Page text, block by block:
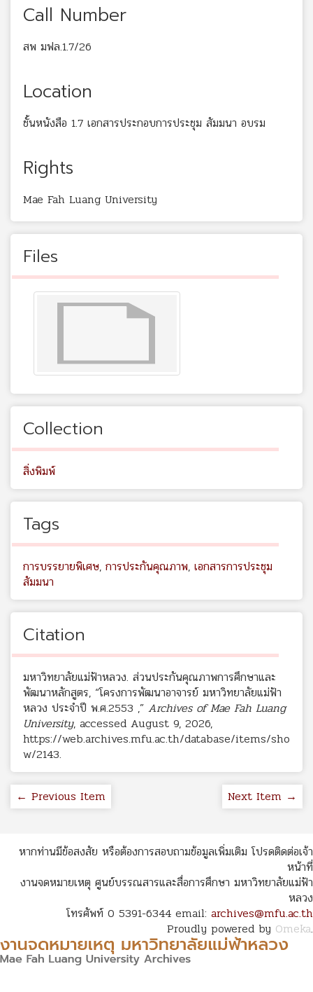
Call Number
สพ มฟล.1.7/26
Location
ชั้นหนังสือ 1.7 เอกสารประกอบการประชุม สัมมนา อบรม
Rights
Mae Fah Luang University
Files
Collection
สิ่งพิมพ์
Tags
การบรรยายพิเศษ, การประกันคุณภาพ, เอกสารการประชุม
สัมมนา
Citation
มหาวิทยาลัยแม่ฟ้าหลวง. ส่วนประกันคุณภาพการศึกษาและ
พัฒนาหลักสูตร, “โครงการพัฒนาอาจารย์ มหาวิทยาลัยแม่ฟ้า
หลวง ประจำปี พ.ศ.2553 ,” Archives of Mae Fah Luang
University, accessed August 9, 2026,
https://web.archives.mfu.ac.th/database/items/sho
w/2143.
← Previous Item Next Item →
หากท่านมีข้อสงสัย หรือต้องการสอบถามข้อมูลเพิ่มเติม โปรดติดต่อเจ้า
หน้าที่
งานจดหมายเหตุ ศูนย์บรรณสารและสื่อการศึกษา มหาวิทยาลัยแม่ฟ้า
หลวง
โทรศัพท์ 0 5391-6344 email: archives@mfu.ac.th
Proudly powered by Omeka.